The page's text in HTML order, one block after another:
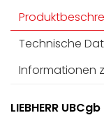
Technische
Informationen
LIEBHERR